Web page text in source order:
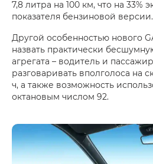
7,8 литра на 100 км, что на 33%
показателя бензиновой версии.
Другой особенностью нового
назвать практически
агрегата – водитель и
разговаривать вполголоса на
ч, а также возможность
октановым числом 92.